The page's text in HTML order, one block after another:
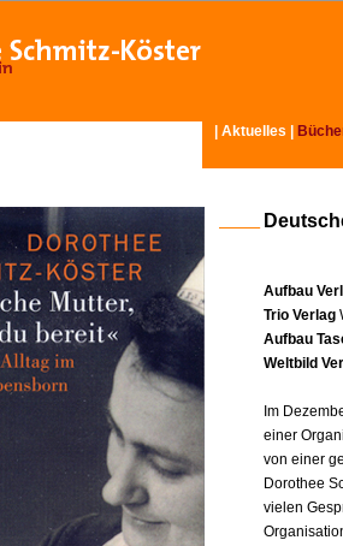
Aktuelles
Aufbau
Trio Verlag
Aufbau
Weltbild
Im
einer
von einer
Dorothee
vielen